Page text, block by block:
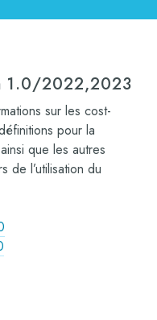
1.0/2022,2023
sur les cost-
pour la
que les autres
de l’utilisation du